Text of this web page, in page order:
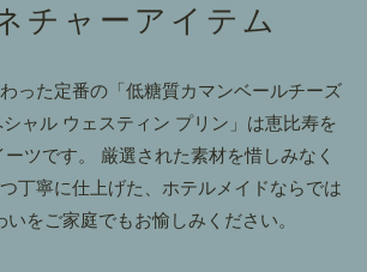
チャーアイテム
った定番の「低糖質カマンベールチーズ
ャル ウェスティン プリン」は恵比寿を
ツです。 厳選された素材を惜しみなく
丁寧に仕上げた、ホテルメイドならでは
いをご家庭でもお愉しみください。